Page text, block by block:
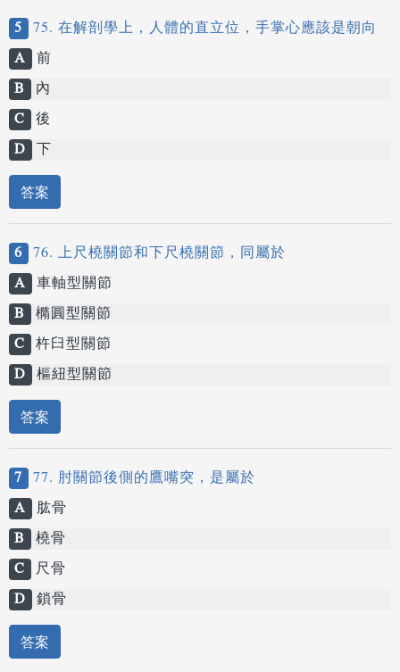
5 75. 在解剖學上，人體的直立位，手掌心應該是朝向
A 前
B
內
C 後
D 下
答案
6 76. 上尺橈關節和下尺橈關節，同屬於
A 車軸型關節
B 橢圓型關節
C 杵臼型關節
D 樞紐型關節
答案
7 77. 肘關節後側的鷹嘴突，是屬於
A 肱骨
B 橈骨
C 尺骨
D 鎖骨
答案